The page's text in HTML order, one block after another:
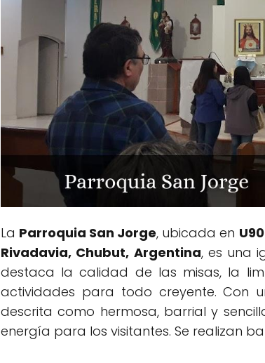
La Parroquia San Jorge, ubicada en
Rivadavia, Chubut, Argentina, es una
destaca la calidad de las misas, la
actividades para todo creyente. Con
descrita como hermosa, barrial y
energía para los visitantes. Se realizan